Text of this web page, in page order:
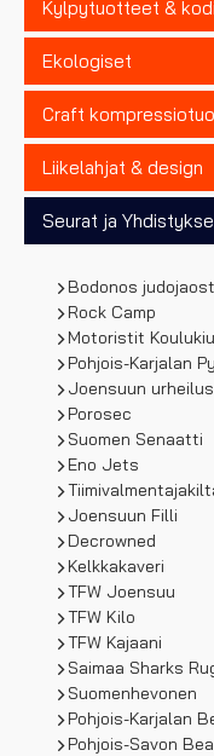
Kylpytuotteet &
Ekologiset
Craft
Liikelahjat & design
Seurat ja
Bodonos
Rock Camp
Motoristit
Pohjois-Karjalan
Joensuun
Porosec
Suomen Senaatti
Eno Jets
Joensuun Filli
Decrowned
Kelkkakaveri
TFW Joensuu
TFW Kilo
TFW Kajaani
Saimaa Sharks
Suomenhevonen
Pohjois-Karjalan
Pohjois-Savon